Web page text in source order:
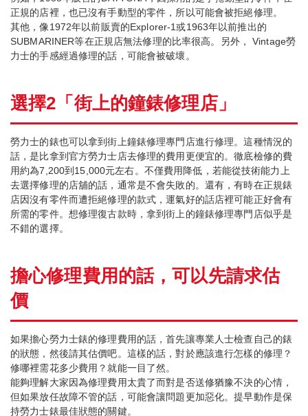
正規的店裡，也已沒有手動型的零件，所以可能會被拒絕修理。
其他，像1972年以前販賣的Explorer-1或1963年以前推出的
SUBMARINER等在正規店無法修理的比率很高。另外， Vintage勞
力士的手感經過修理的話，可能會被破壞。
選擇2「街上的鐘錶修理店」
勞力士的錶也可以拿到街上鐘錶修理專門店進行修理。這種情況的
話，是比拿到官方勞力士店去修理的費用更便宜的。徹底檢修的費
用約為7,200到15,000元左右。不僅費用降低，若能從技術能力上
去選擇修理的店舖的話，通常是不會失敗的。還有，有時在正規錶
店因沒有零件而遭拒絕修理的款式，運氣好的話店裡可能正好會有
所需的零件。想修理復古款時，拿到街上的鐘錶修理專門店似乎是
不錯的選擇。
擔心修理費用的話，可以先請求估
價
如果擔心勞力士錶的修理費用的話，首先讓專業人士檢查自己的錶
的狀態，然後請其估價吧。這樣的話，對於應該進行怎樣的修理？
修哪裡需花多少費用？就能一目了然。
能夠理解大家因為修理費用太貴了而對是否送修猶豫不決的心情，
但如果放任故障不管的話，可能會讓問題更加惡化。提早動作是保
持勞力士錶最佳狀態的關鍵。